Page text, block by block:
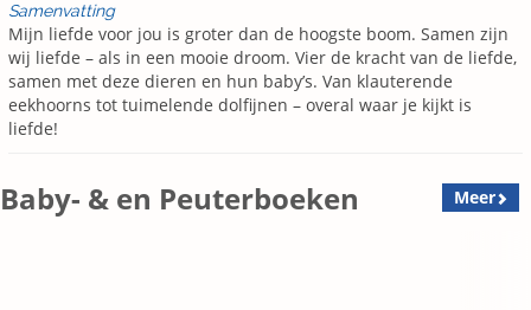
Samenvatting
Mijn liefde voor jou is groter dan de hoogste boom. Samen zijn
wij liefde – als in een mooie droom. Vier de kracht van de liefde,
samen met deze dieren en hun baby’s. Van klauterende
eekhoorns tot tuimelende dolfijnen – overal waar je kijkt is
liefde!
Baby- & en Peuterboeken Meer